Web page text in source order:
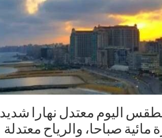
اليوم معتدل نهارا شديد
مائية صباحا، والرياح معتدلة